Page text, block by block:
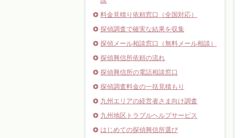
料金見積り依頼窓口（全国対応）
探偵調査で確実な結果を収集
探偵メール相談窓口（無料メール相談）
探偵興信所依頼の流れ
探偵興信所の電話相談窓口
探偵調査料金の一括見積もり
九州エリアの経営者さま向け調査
九州地区トラブルヘルプサービス
はじめての探偵興信所選び